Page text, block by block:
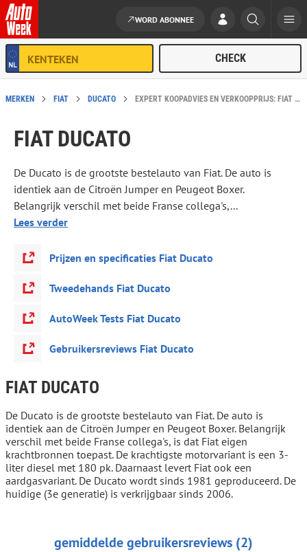
Ga naar de inhoud
WORD ABONNEE
MERKEN FIAT DUCATO EXPERT KOOPADVIES EN VERKOOPPRIJS: FIAT DUCATO
FIAT DUCATO
De Ducato is de grootste bestelauto van Fiat. De auto is
identiek aan de Citroën Jumper en Peugeot Boxer.
Belangrijk verschil met beide Franse collega's,...
Lees verder
Prijzen en specificaties Fiat Ducato
Tweedehands Fiat Ducato
AutoWeek Tests Fiat Ducato
Gebruikersreviews Fiat Ducato
FIAT DUCATO
De Ducato is de grootste bestelauto van Fiat. De auto is
identiek aan de Citroën Jumper en Peugeot Boxer. Belangrijk
verschil met beide Franse collega's, is dat Fiat eigen
krachtbronnen toepast. De krachtigste motorvariant is een 3-
liter diesel met 180 pk. Daarnaast levert Fiat ook een
aardgasvariant. De Ducato wordt sinds 1981 geproduceerd. De
huidige (3e generatie) is verkrijgbaar sinds 2006.
gemiddelde gebruikersreviews (2)